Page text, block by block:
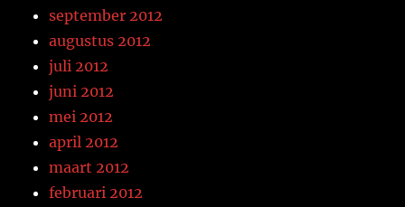
september 2012
augustus 2012
juli 2012
juni 2012
mei 2012
april 2012
maart 2012
februari 2012